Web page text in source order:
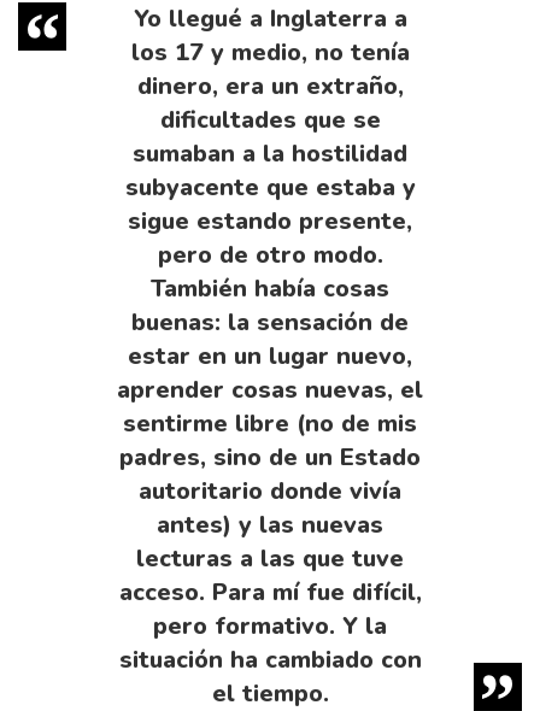
Yo llegué a Inglaterra a
los 17 y medio, no tenía
dinero, era un extraño,
dificultades que se
sumaban a la hostilidad
subyacente que estaba y
sigue estando presente,
pero de otro modo.
También había cosas
buenas: la sensación de
estar en un lugar nuevo,
aprender cosas nuevas, el
sentirme libre (no de mis
padres, sino de un Estado
autoritario donde vivía
antes) y las nuevas
lecturas a las que tuve
acceso. Para mí fue difícil,
pero formativo. Y la
situación ha cambiado con
el tiempo.